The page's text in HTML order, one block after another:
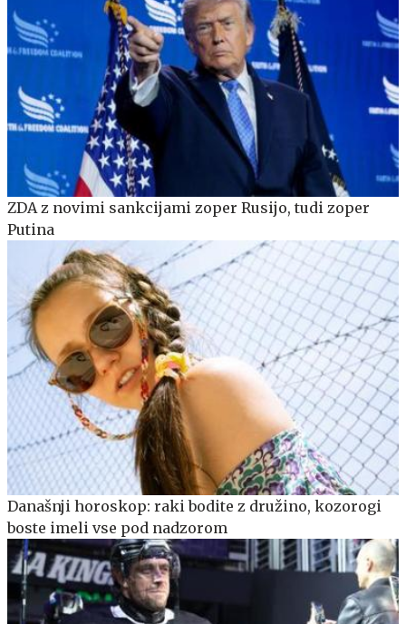
ZDA z novimi sankcijami zoper Rusijo, tudi zoper
Putina
Današnji horoskop: raki bodite z družino, kozorogi
boste imeli vse pod nadzorom